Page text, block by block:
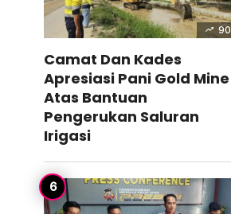
90
Camat Dan Kades
Apresiasi Pani Gold Mine
Atas Bantuan
Pengerukan Saluran
Irigasi